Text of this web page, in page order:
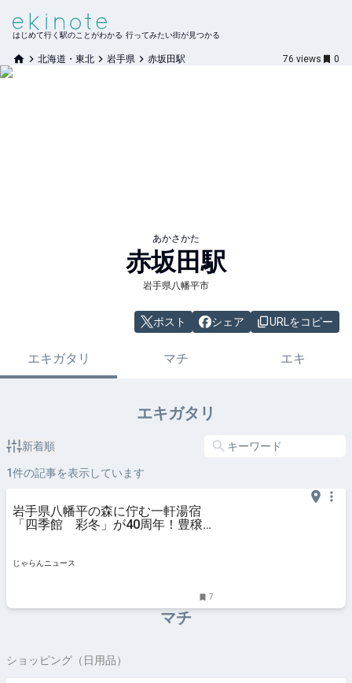
はじめて行く駅のことがわかる 行ってみたい街が見つかる
北海道・東北 岩手県 赤坂田駅 76 views 0
あかさかた
赤坂田駅
岩手県八幡平市
ポスト シェア URLをコピー
エキガタリ マチ エキ
エキガタリ
新着順
1件の記事を表示しています
岩手県八幡平の森に佇む一軒湯宿
「四季館 彩冬」が40周年！豊穣
じゃらんニュース
7
マチ
ショッピング（日用品）